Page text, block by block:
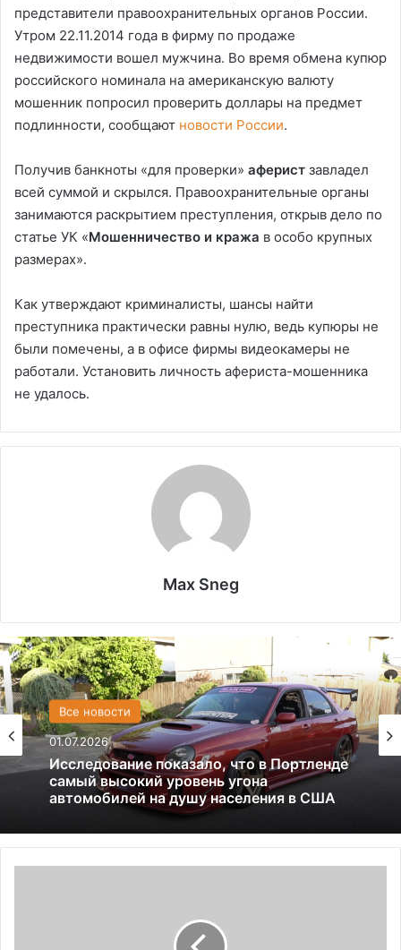
представители правоохранительных органов России.
Утром 22.11.2014 года в фирму по продаже
недвижимости вошел мужчина. Во время обмена купюр
российского номинала на американскую валюту
мошенник попросил проверить доллары на предмет
подлинности, сообщают новости России.
Получив банкноты «для проверки» аферист завладел
всей суммой и скрылся. Правоохранительные органы
занимаются раскрытием преступления, открыв дело по
статье УК «Мошенничество и кража в особо крупных
размерах».
Как утверждают криминалисты, шансы найти
преступника практически равны нулю, ведь купюры не
были помечены, а в офисе фирмы видеокамеры не
работали. Установить личность афериста-мошенника
не удалось.
Max Sneg
Все новости
01.07.2026
США
13.06.2025
Америка имеет огромный избыток сыра